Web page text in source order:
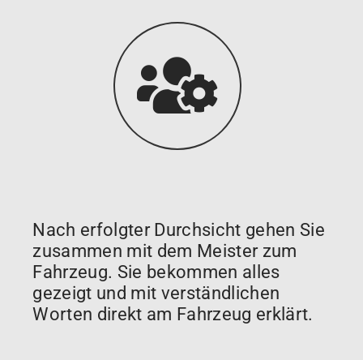
Nach erfolgter Durchsicht gehen Sie
zusammen mit dem Meister zum
Fahrzeug. Sie bekommen alles
gezeigt und mit verständlichen
Worten direkt am Fahrzeug erklärt.